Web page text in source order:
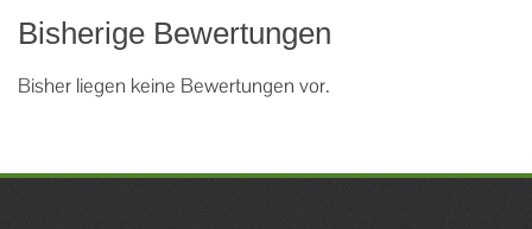
Bisherige Bewertungen
Bisher liegen keine Bewertungen vor.